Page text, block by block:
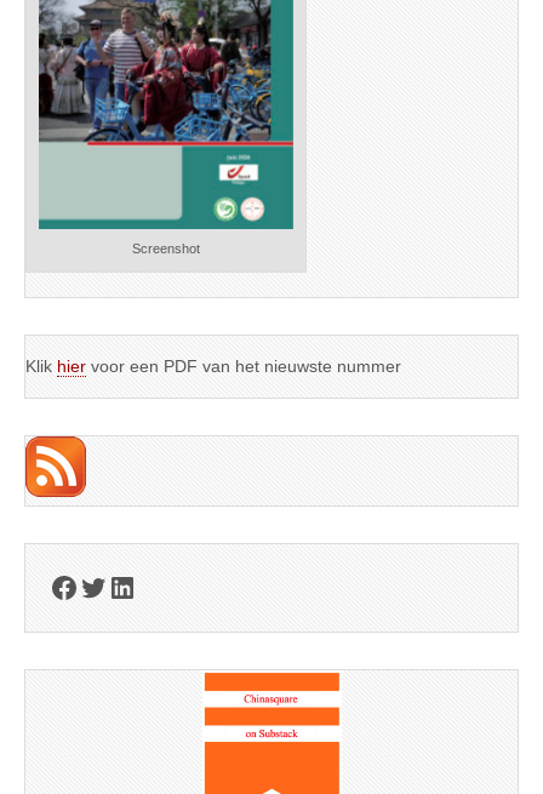
Screenshot
Klik hier voor een PDF van het nieuwste nummer
Facebook
Twitter
LinkedIn